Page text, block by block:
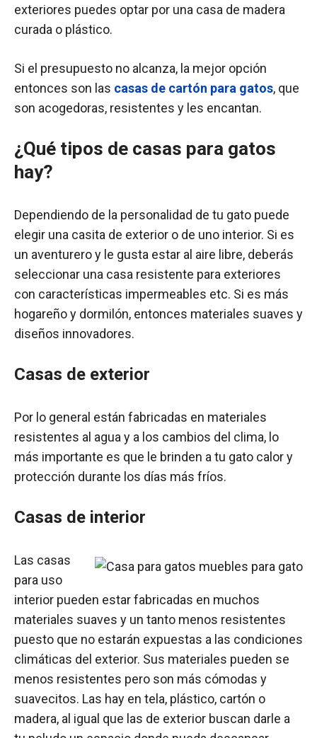
exteriores puedes optar por una casa de madera
curada o plástico.
Si el presupuesto no alcanza, la mejor opción
entonces son las casas de cartón para gatos, que
son acogedoras, resistentes y les encantan.
¿Qué tipos de casas para gatos
hay?
Dependiendo de la personalidad de tu gato puede
elegir una casita de exterior o de uno interior. Si es
un aventurero y le gusta estar al aire libre, deberás
seleccionar una casa resistente para exteriores
con características impermeables etc. Si es más
hogareño y dormilón, entonces materiales suaves y
diseños innovadores.
Casas de exterior
Por lo general están fabricadas en materiales
resistentes al agua y a los cambios del clima, lo
más importante es que le brinden a tu gato calor y
protección durante los días más fríos.
Casas de interior
Las casas
para uso
interior pueden estar fabricadas en muchos
materiales suaves y un tanto menos resistentes
puesto que no estarán expuestas a las condiciones
climáticas del exterior. Sus materiales pueden se
menos resistentes pero son más cómodas y
suavecitos. Las hay en tela, plástico, cartón o
madera, al igual que las de exterior buscan darle a